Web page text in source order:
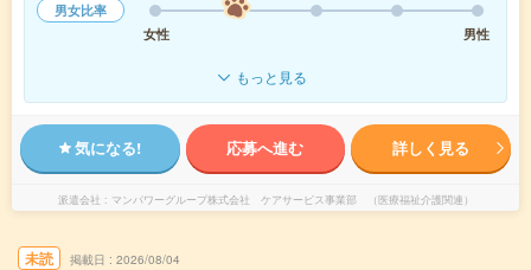
男女比率
女性
男性
もっと見る
気になる! 応募へ進む 詳しく見る
派遣会社 マンパワーグループ株式会社 ケアサービス事業部 （医療福祉介護関連）
未読 掲載日 2026/08/04